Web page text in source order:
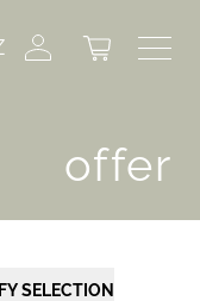
offer
SELECTION